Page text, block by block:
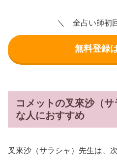
＼ 全占い師初
無料登録
コメットの叉來沙（
な人におすすめ
叉來沙（サラシャ）先生は、